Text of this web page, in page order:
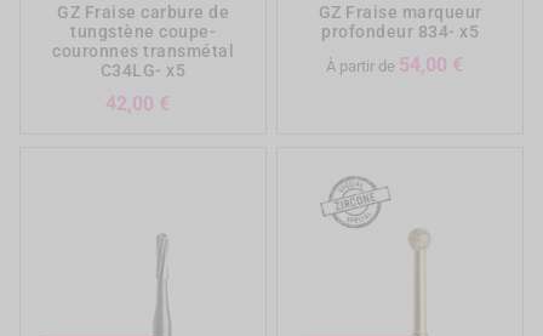
GZ Fraise carbure de
tungstène coupe-
couronnes transmétal
C34LG- x5
42,00 €
GZ Fraise marqueur
profondeur 834- x5
À partir de 54,00 €